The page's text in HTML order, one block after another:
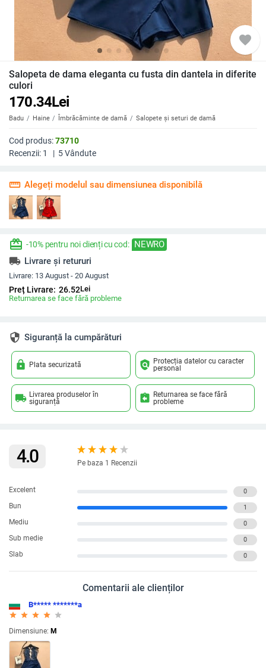
favorite
Salopeta de dama eleganta cu fusta din dantela in diferite
culori
170.34Lei
Badu Haine Îmbrăcăminte de damă Salopete și seturi de damă
Cod produs:73710
Recenzii: 1 | 5Vândute
straighten Alegeți modelul sau dimensiunea disponibilă
redeem -10% pentru noi clienți cu cod: NEWRO
local_shipping Livrare și retururi
Livrare: 13 August - 20 August
Preț Livrare: 26.52Lei
Returnarea se face fără probleme
security Siguranță la cumpărături
lock Plata securizată policy Protecția datelor cu caracter
personal
local_shipping Livrarea produselor în
siguranță
assignment_return Returnarea se face fără
probleme
4.0 Pe baza 1 Recenzii
Excelent 0
Bun 1
Mediu 0
Sub medie 0
Slab 0
Comentarii ale clienților
В***** *******а
star_rate
star_rate
star_rate
star_rate
star_rate
Dimensiune: M